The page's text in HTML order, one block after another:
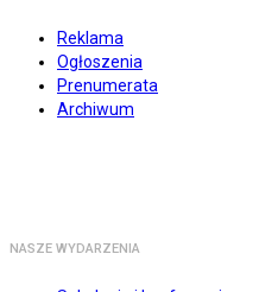
Reklama
Ogłoszenia
Prenumerata
Archiwum
NASZE WYDARZENIA